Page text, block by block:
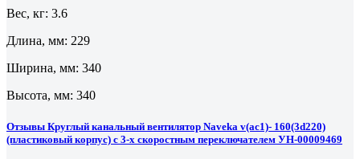
Вес, кг: 3.6
Длина, мм: 229
Ширина, мм: 340
Высота, мм: 340
Отзывы Круглый канальный вентилятор Naveka v(ac1)- 160(3d220)
(пластиковый корпус) с 3-х скоростным переключателем УН-00009469